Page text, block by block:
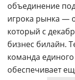
объединение
игрока рынка —
который с
бизнес билайн.
команда
обеспечивает